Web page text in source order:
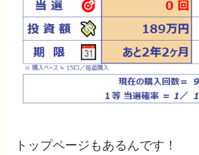
トップページもあるんです！